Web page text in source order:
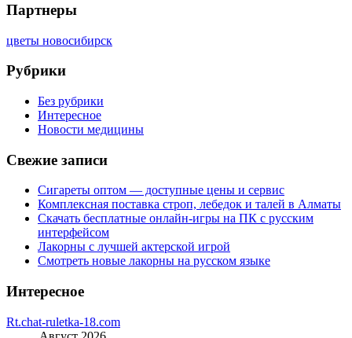
Партнеры
цветы новосибирск
Рубрики
Без рубрики
Интересное
Новости медицины
Свежие записи
Сигареты оптом — доступные цены и сервис
Комплексная поставка строп, лебедок и талей в Алматы
Скачать бесплатные онлайн-игры на ПК с русским
интерфейсом
Лакорны с лучшей актерской игрой
Смотреть новые лакорны на русском языке
Интересное
Rt.chat-ruletka-18.com